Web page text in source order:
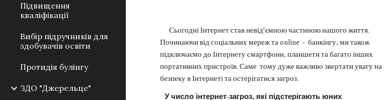
Підвищення
кваліфікації
Вибір підручників для
здобувачів освіти
Протидія булінгу
ЗДО "Джерельце"
Сьогодні Інтернет став невід'ємною частиною нашого життя.
Починаючи від соціальних мереж та online - банкінгу, ми також
підключаємо до Інтернету смартфони, планшети та багато інших
портативних пристроїв. Саме тому дуже важливо звертати увагу на
безпеку в Інтернеті та остерігатися загроз.
У число інтернет-загроз, які підстерігають юних